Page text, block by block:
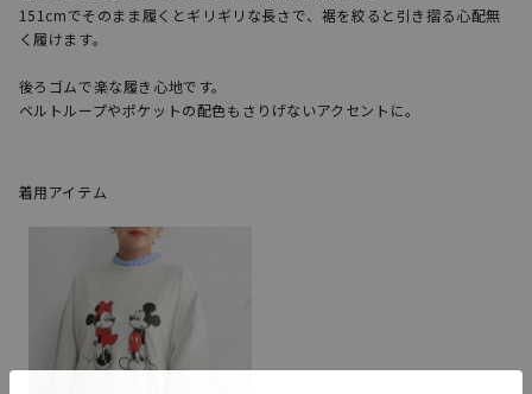
151cmでそのまま履くとギリギリな長さで、裾を絞ると引き摺る心配無
く履けます。
後ろゴムで楽な履き心地です。
ベルトループやポケットの配色もさりげないアクセントに。
着用アイテム